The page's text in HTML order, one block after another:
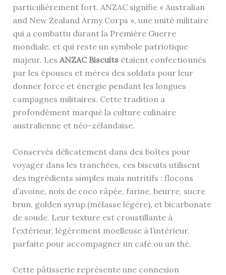
particulièrement fort. ANZAC signifie « Australian
and New Zealand Army Corps », une unité militaire
qui a combattu durant la Première Guerre
mondiale, et qui reste un symbole patriotique
majeur. Les ANZAC Biscuitsétaient confectionnés
par les épouses et mères des soldats pour leur
donner force et énergie pendant les longues
campagnes militaires. Cette tradition a
profondément marqué la culture culinaire
australienne et néo-zélandaise.
Conservés délicatement dans des boîtes pour
voyager dans les tranchées, ces biscuits utilisent
des ingrédients simples mais nutritifs : flocons
d’avoine, noix de coco râpée, farine, beurre, sucre
brun, golden syrup (mélasse légère), et bicarbonate
de soude. Leur texture est croustillante à
l’extérieur, légèrement moelleuse à l’intérieur,
parfaite pour accompagner un café ou un thé.
Cette pâtisserie représente une connexion